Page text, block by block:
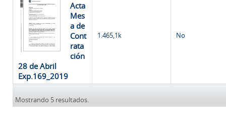
Acta
Mes
a de
Cont
rata
ción
28 de Abril
Exp.169_2019
1.465,1k No
Mostrando 5 resultados.